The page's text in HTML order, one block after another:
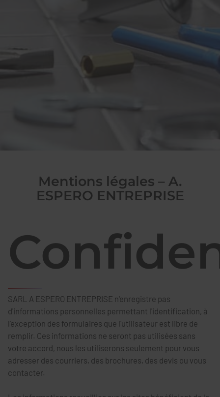
Mentions légales – A.
ESPERO ENTREPRISE
SARL A ESPERO ENTREPRISE n'enregistre pas
d'informations personnelles permettant l'identification, à
l'exception des formulaires que l'utilisateur est libre de
remplir. Ces informations ne seront pas utilisées sans
votre accord, nous les utiliserons seulement pour vous
adresser des courriers, des brochures, des devis ou vous
contacter.
Pour en savoir plus sur nos
prestations, remplissez le formulaire.
et de ramonage.
Devis / Contact
Précisions